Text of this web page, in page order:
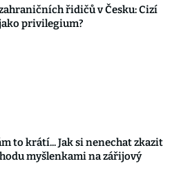
řidičů v Česku: Cizí
privilegium?
to krátí... Jak si nenechat zkazit
myšlenkami na zářijový